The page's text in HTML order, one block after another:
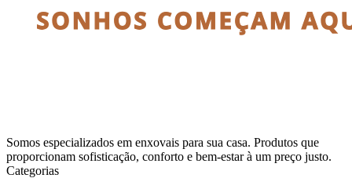
Somos especializados em enxovais para sua casa. Produtos que
proporcionam sofisticação, conforto e bem-estar à um preço justo.
Categorias